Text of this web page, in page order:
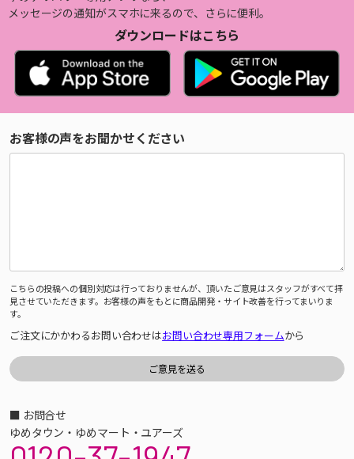
メッセージの通知がスマホに来るので、さらに便利。
ダウンロードはこちら
お客様の声をお聞かせください
こちらの投稿への個別対応は行っておりませんが、頂いたご意見はスタッフがすべて拝
見させていただきます。お客様の声をもとに商品開発・サイト改善を行ってまいりま
す。
ご注文にかかわるお問い合わせはお問い合わせ専用フォームから
■ お問合せ
ゆめタウン・ゆめマート・ユアーズ